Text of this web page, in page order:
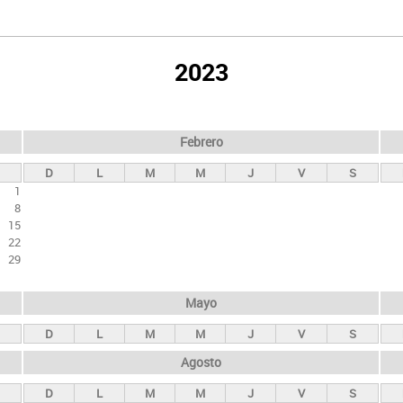
2023
1
8
15
22
29
Febrero
D L M M J V S
Mayo
D L M M J V S
Agosto
D L M M J V S